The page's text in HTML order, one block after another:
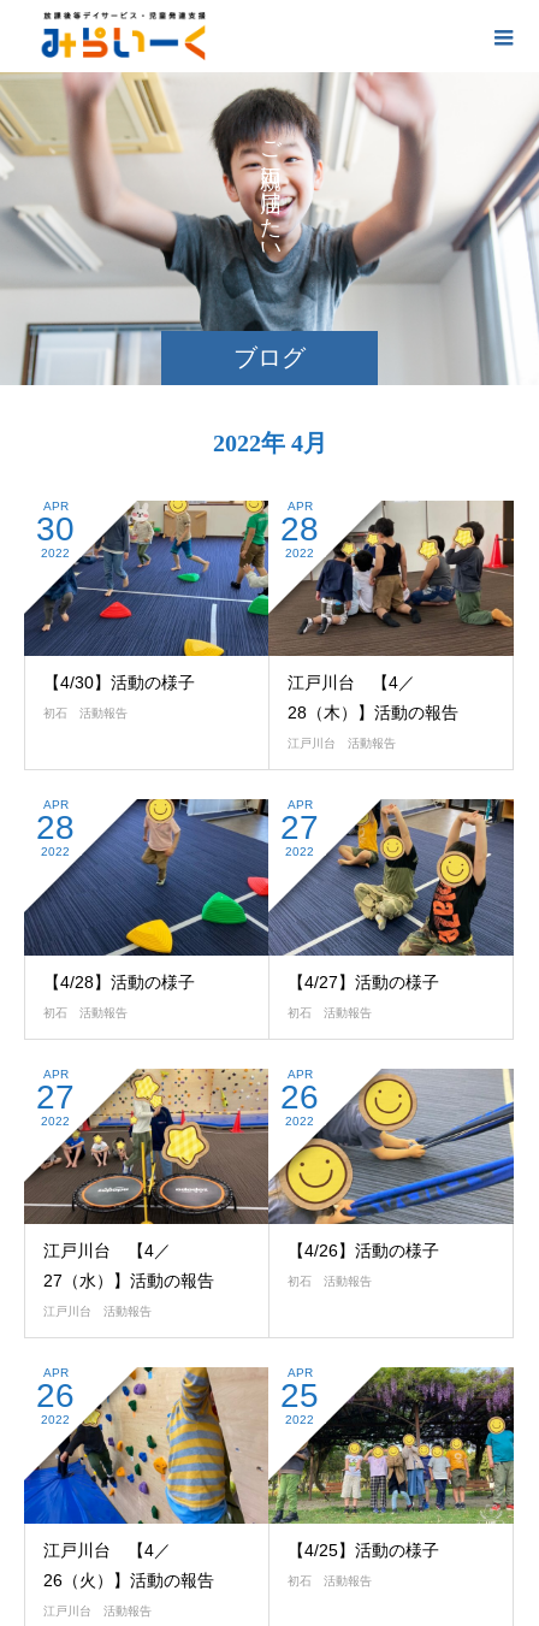
ブログ
ご
に
け
た
い
お
2022年 4月
APR
30
2022
【4/30】活動の様子
初石 活動報告
APR
28
2022
江戸川台 【4／
28（木）】活動の報告
江戸川台 活動報告
APR
28
2022
【4/28】活動の様子
初石 活動報告
APR
27
2022
【4/27】活動の様子
初石 活動報告
APR
27
2022
江戸川台 【4／
27（水）】活動の報告
江戸川台 活動報告
APR
26
2022
【4/26】活動の様子
初石 活動報告
APR
26
2022
江戸川台 【4／
26（火）】活動の報告
江戸川台 活動報告
APR
25
2022
【4/25】活動の様子
初石 活動報告